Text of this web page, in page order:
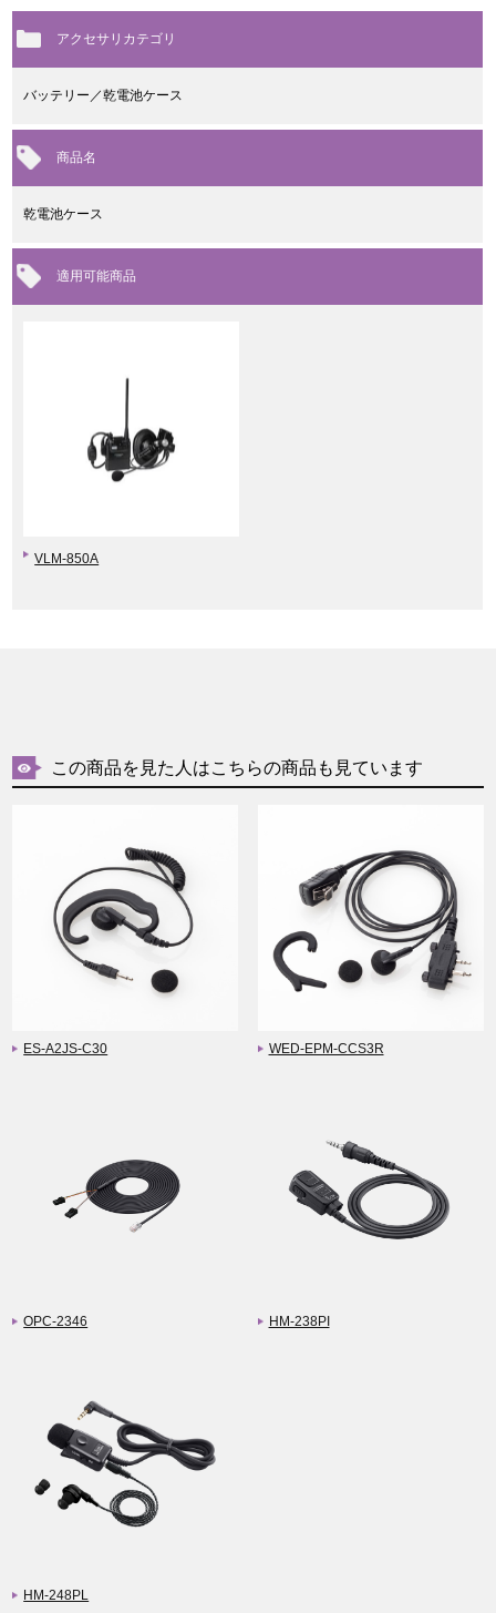
アクセサリカテゴリ
バッテリー／乾電池ケース
商品名
乾電池ケース
適用可能商品
VLM-850A
この商品を見た人はこちらの商品も見ています
ES-A2JS-C30 WED-EPM-CCS3R
OPC-2346 HM-238PI
HM-248PL